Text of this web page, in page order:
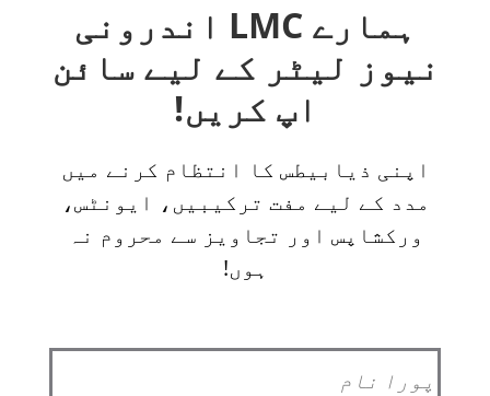
ہمارے LMC اندرونی
نیوز لیٹر کے لیے سائن
اپ کریں!
اپنی ذیابیطس کا انتظام کرنے میں
مدد کے لیے مفت ترکیبیں، ایونٹس،
ورکشاپس اور تجاویز سے محروم نہ
ہوں!